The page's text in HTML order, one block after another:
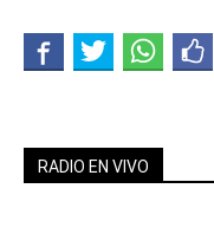
RADIO EN VIVO